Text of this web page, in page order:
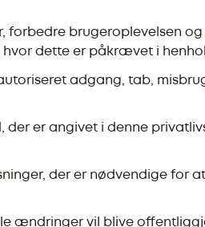
forbedre brugeroplevelsen
dette er påkrævet i
adgang, tab,
er angivet i denne
der er nødvendige for
ændringer vil blive